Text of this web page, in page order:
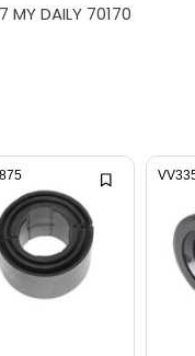
MY DAILY 70170